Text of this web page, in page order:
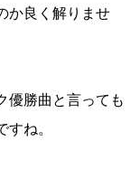
か良く解りませ
優勝曲と言っても
ね。